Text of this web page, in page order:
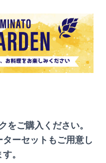
をご購入ください。
ーセットもご用意し
。